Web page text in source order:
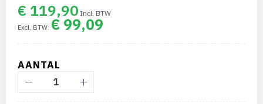
€ 119,90
€ 99,09
AANTAL